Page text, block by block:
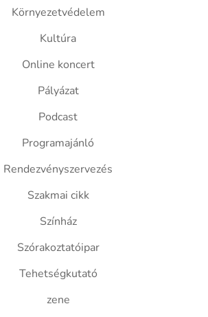
Környezetvédelem
Kultúra
Online koncert
Pályázat
Podcast
Programajánló
Rendezvényszervezés
Szakmai cikk
Színház
Szórakoztatóipar
Tehetségkutató
zene